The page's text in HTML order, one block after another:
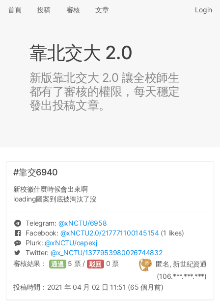
首頁 投稿 審核 文章 Login
靠北交大 2.0
新版靠北交大 2.0 讓全校師生
都有了審核的權限，每天穩定
發出投稿文章。
#靠交6940
新校徽什麼時候會出來啊
loading圖案到底被淘汰了沒
Telegram: @xNCTU/6958
Facebook: @xNCTU2.0/217771100145154 (1 likes)
Plurk:@xNCTU/oapexj
Twitter: @x_NCTU/1377953980026744832
匿名, 新世紀資通
(106.***.***.***)
審核結果： 通過 5 票 / 駁回 0 票
投稿時間： 2021 年 04 月 02 日 11:51 (65 個月前)